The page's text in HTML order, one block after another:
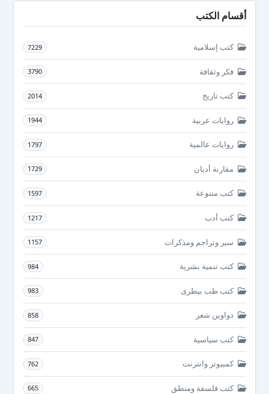
أقسام الكتب
كتب إسلامية 7229
فكر وثقافة 3790
كتب تاريخ 2014
روايات عربية 1944
روايات عالمية 1797
مقارنة أديان 1729
كتب متنوعة 1597
كتب أدب 1217
سير وتراجم ومذكرات 1157
كتب تنمية بشرية 984
كتب طب بيطرى 983
دواوين شعر 858
كتب سياسية 847
كمبيوتر وانترنت 762
كتب فلسفة ومنطق 665